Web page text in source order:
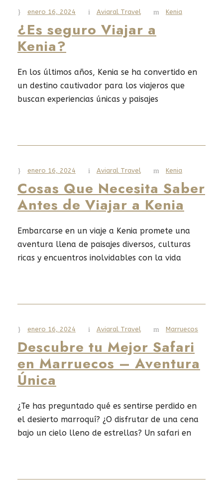
Read More
enero 16, 2024 Aviaral Travel Kenia
¿Es seguro Viajar a
Kenia?
En los últimos años, Kenia se ha convertido en
un destino cautivador para los viajeros que
buscan experiencias únicas y paisajes
abordamos inquietudes, destacamos las
enero 16, 2024 Aviaral Travel Kenia
Cosas Que Necesita Saber
Antes de Viajar a Kenia
Embarcarse en un viaje a Kenia promete una
aventura llena de paisajes diversos, culturas
ricas y encuentros inolvidables con la vida
Read More
enero 16, 2024 Aviaral Travel Marruecos
Descubre tu Mejor Safari
en Marruecos – Aventura
Única
¿Te has preguntado qué es sentirse perdido en
el desierto marroquí? ¿O disfrutar de una cena
bajo un cielo lleno de estrellas? Un safari en